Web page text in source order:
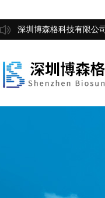
深圳博森格科技有限公司